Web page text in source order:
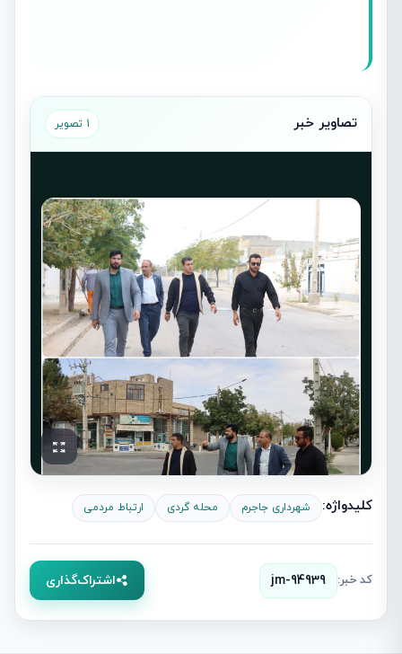
تصاویر خبر 1 تصویر
کلیدواژه: شهرداری جاجرم محله گردی ارتباط مردمی
کد خبر: jm-94939 اشتراک‌گذاری